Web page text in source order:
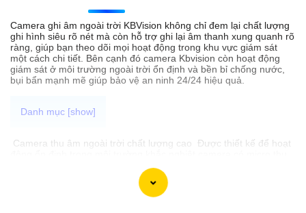
Camera ghi âm ngoài trời KBVision không chỉ đem lại chất lượng
ghi hình siêu rõ nét mà còn hỗ trợ ghi lại âm thanh xung quanh rõ
ràng, giúp bạn theo dõi mọi hoạt động trong khu vực giám sát
một cách chi tiết. Bên cạnh đó camera Kbvision còn hoạt động
giám sát ở môi trường ngoài trời ổn định và bền bỉ chống nước,
bụi bẩn mạnh mẽ giúp bảo vệ an ninh 24/24 hiệu quả.
Camera thu âm ngoài trời chất lượng cao Được thiết kế để hoạt
sắc nét. Với khả năng chống nước, chịu được ánh nắng mặt trời
và các yếu tố thời tiết khác Camera thu âm ngoài trời này là sự
lựa chọn hoàn hảo cho việc theo dõi và ghi lại mọi hoạt động